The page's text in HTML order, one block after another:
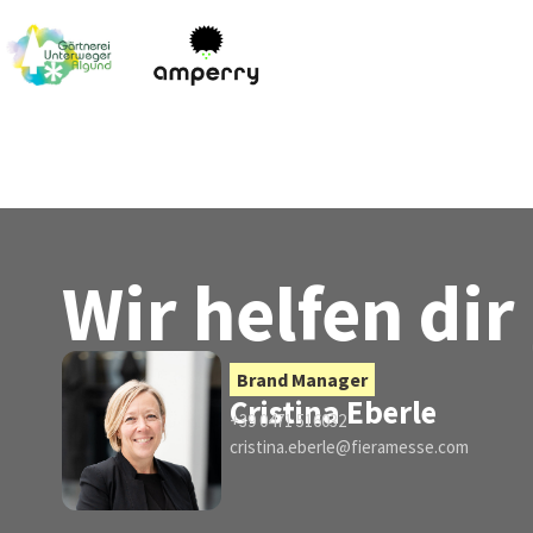
Wir helfen
Brand Manager
Cristina Eberle
+39 0471 516032
cristina.eberle@fieramesse.com